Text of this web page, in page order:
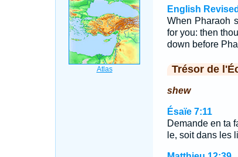
English
When Pharaoh
for you: then
down before
Trésor de
shew
Ésaïe 7:11
Demande en ta
le, soit dans les